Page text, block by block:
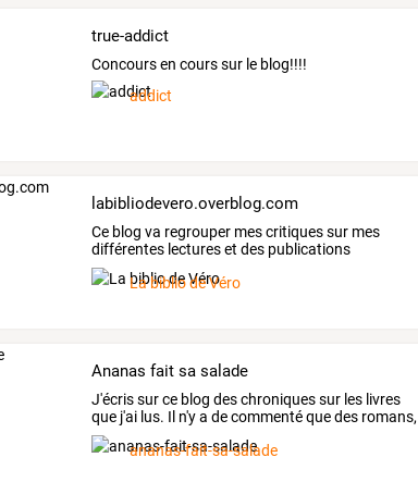
true-addict
Concours en cours sur le blog!!!!
addict
labibliodevero.overblog.com
Ce blog va regrouper mescritiquessur mes
différentes lectureset des publications
concernant
La biblio de Véro
Ananas fait sa salade
J'écrissurce blog deschroniquessur les livres
que j'ai lus. Il n'ya decommentéquedes romans,
BD,
ananas-fait-sa-salade